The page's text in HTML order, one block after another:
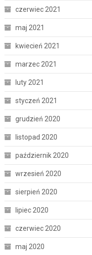
czerwiec 2021
maj 2021
kwiecień 2021
marzec 2021
luty 2021
styczeń 2021
grudzień 2020
listopad 2020
październik 2020
wrzesień 2020
sierpień 2020
lipiec 2020
czerwiec 2020
maj 2020